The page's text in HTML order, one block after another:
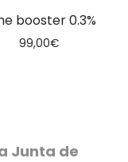
booster 0.3%
99,00€
Junta de